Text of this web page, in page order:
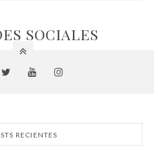
SOCIALES
RECIENTES